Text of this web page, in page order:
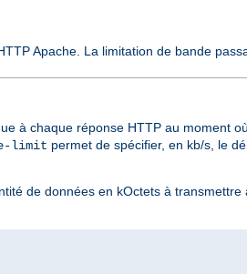
Apache. La limitation de bande
à chaque réponse HTTP au moment
limit permet de spécifier, en kb/s, le
de données en kOctets à transmettre